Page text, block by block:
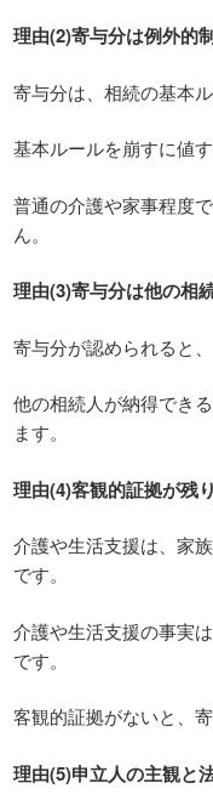
理由(2)寄与分は例外的
寄与分は、相続の基本
基本ルールを崩すに値
普通の介護や家事程度
ん。
理由(3)寄与分は他の相
寄与分が認められると
他の相続人が納得でき
ます。
理由(4)客観的証拠が残
介護や生活支援は、家
です。
介護や生活支援の事実
です。
客観的証拠がないと、
理由(5)申立人の主観と